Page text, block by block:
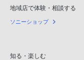
地域店で体験・相談する
ソニーショップ
知る・楽しむ